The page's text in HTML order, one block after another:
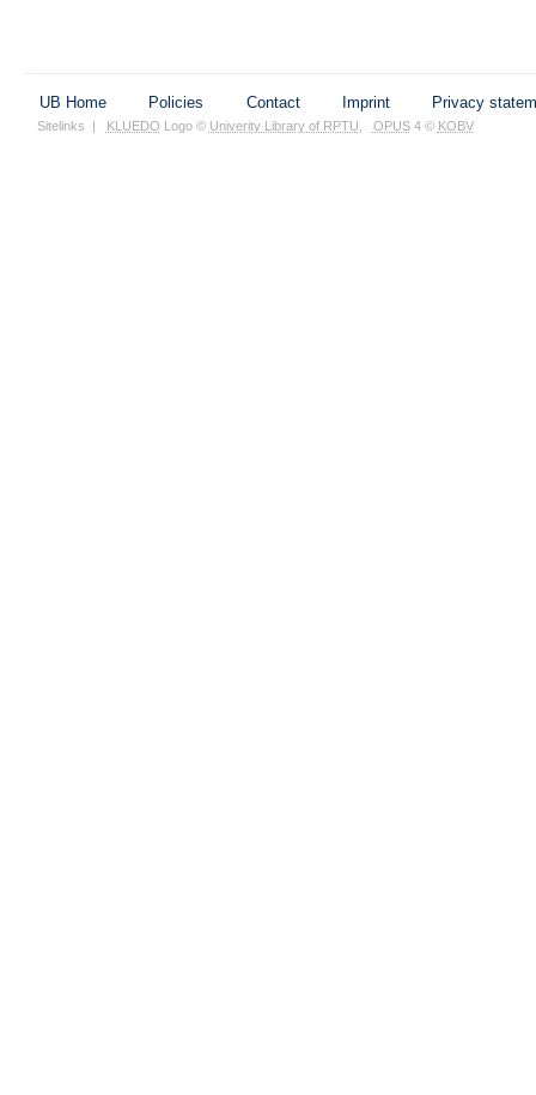
UB Home Policies Contact Imprint Privacy
Sitelinks | KLUEDO Logo © Univerity Library of RPTU OPUS4 © KOBV